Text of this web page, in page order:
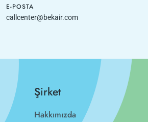
E-POSTA
callcenter@bekair.com
Şirket
Hakkımızda